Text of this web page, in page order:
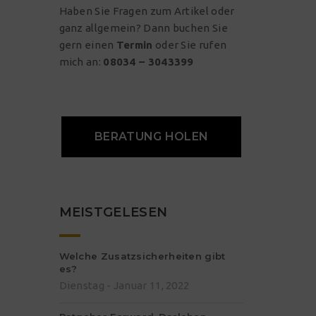
Haben Sie Fragen zum Artikel oder
ganz allgemein? Dann buchen Sie
gern einen Termin oder Sie rufen
mich an: 08034 – 3043399
BERATUNG HOLEN
MEISTGELESEN
Welche Zusatzsicherheiten gibt
es?
Dienstag - Januar 11, 2022